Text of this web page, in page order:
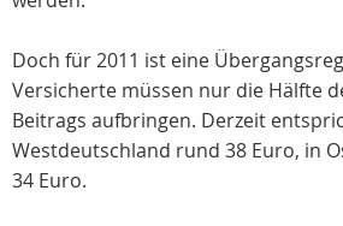
Doch für 2011 ist eine
Versicherte müssen nur die Hälfte
Beitrags aufbringen. Derzeit
Westdeutschland rund 38 Euro, in
34 Euro.